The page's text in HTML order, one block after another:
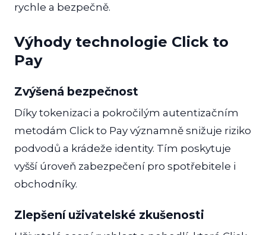
rychle a bezpečně.
Výhody technologie Click to
Pay
Zvýšená bezpečnost
Díky tokenizaci a pokročilým autentizačním
metodám Click to Pay významně snižuje riziko
podvodů a krádeže identity. Tím poskytuje
vyšší úroveň zabezpečení pro spotřebitele i
obchodníky.
Zlepšení uživatelské zkušenosti